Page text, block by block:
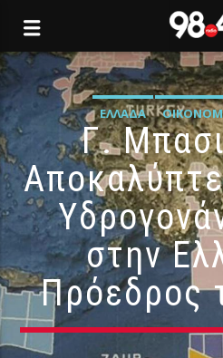
ΕΛΛΆΔΑ
Γ.
στην
Πρόεδρος